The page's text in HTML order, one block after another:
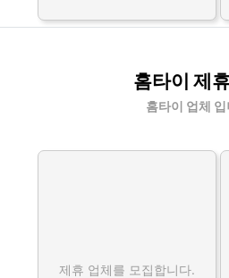
홈타이 제
홈타이 업체
제휴 업체를 모집합니다.